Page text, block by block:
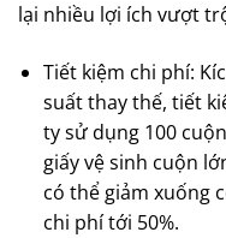
lại nhiều lợi ích vượt
Tiết kiệm chi phí:
suất thay thế, tiết
ty sử dụng 100
giấy vệ sinh cuộn
có thể giảm xuống
chi phí tới 50%.